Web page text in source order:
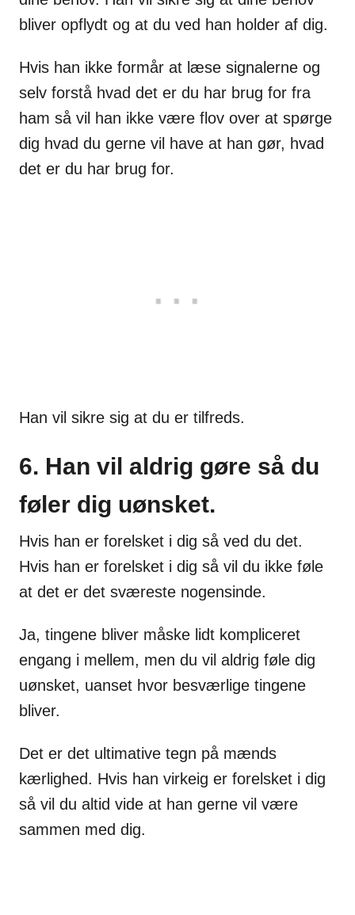
bliver opflydt og at du ved han holder af dig.
Hvis han ikke formår at læse signalerne og
selv forstå hvad det er du har brug for fra
ham så vil han ikke være flov over at spørge
dig hvad du gerne vil have at han gør, hvad
det er du har brug for.
Han vil sikre sig at du er tilfreds.
6. Han vil aldrig gøre så du
føler dig uønsket.
Hvis han er forelsket i dig så ved du det.
Hvis han er forelsket i dig så vil du ikke føle
at det er det sværeste nogensinde.
Ja, tingene bliver måske lidt kompliceret
engang i mellem, men du vil aldrig føle dig
uønsket, uanset hvor besværlige tingene
bliver.
Det er det ultimative tegn på mænds
kærlighed. Hvis han virkeig er forelsket i dig
så vil du altid vide at han gerne vil være
sammen med dig.